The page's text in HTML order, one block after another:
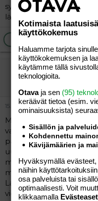
syytä ne eivät poista
lääkärille :attn:
Ilmoita asiaton viesti
Miili harmaana
Vieras
15.12.2005
Meillä oli sama
vastaus oli aina että "no
paino tippui, kun ei enää
uudelle lääkärille ajan
määräs Movicol
maistu vähän
Lapsella todettiin
vielä ei tiedetä mitä sille
Kotimaista
käyttökokemus
Haluamme tarjota
käyttökokemuksen ja
käytämme tällä
teknologioita.
Otavaja sen (95)
keräävät tietoa (esim.
ominaisuuk­sista)
Sisällön ja
Kohdennettu
Kävijämäärien ja
Hyväksymällä
näihin
osa palveluista tai
optimaalisesti. Voit
klikkaamalla